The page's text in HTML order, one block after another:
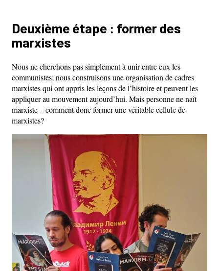
Deuxième étape : former des
marxistes
Nous ne cherchons pas simplement à unir entre eux les
communistes; nous construisons une organisation de cadres
marxistes qui ont appris les leçons de l’histoire et peuvent les
appliquer au mouvement aujourd’hui. Mais personne ne naît
marxiste – comment donc former une véritable cellule de
marxistes?